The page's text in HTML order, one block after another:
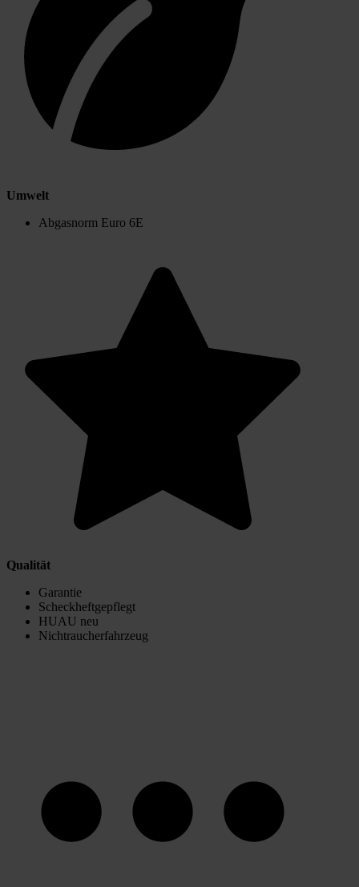
Umwelt
Abgasnorm Euro 6E
Qualität
Garantie
Scheckheftgepflegt
HUAU neu
Nichtraucherfahrzeug